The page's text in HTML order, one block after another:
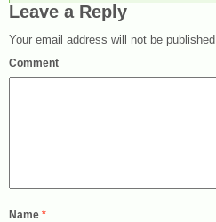
Leave a Reply
Your email address will not be published.
Comment
Name *